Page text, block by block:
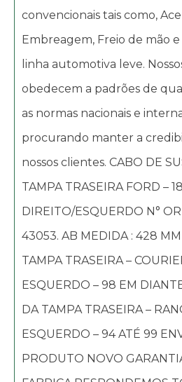
convencionais tais como,
Embreagem, Freio de mão
linha automotiva leve.
obedecem a padrões de
as normas nacionais e
procurando manter a
nossos clientes. CABO DE
TAMPA TRASEIRA FORD –
DIREITO/ESQUERDO N°
43053. AB MEDIDA : 428
TAMPA TRASEIRA –
ESQUERDO – 98 EM
DA TAMPA TRASEIRA –
ESQUERDO – 94 ATÉ 99
PRODUTO NOVO